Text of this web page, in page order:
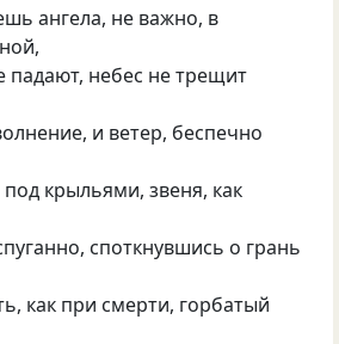
ангела, не важно, в
падают, небес не трещит
и ветер, беспечно
крыльями, звеня, как
споткнувшись о грань
как при смерти, горбатый